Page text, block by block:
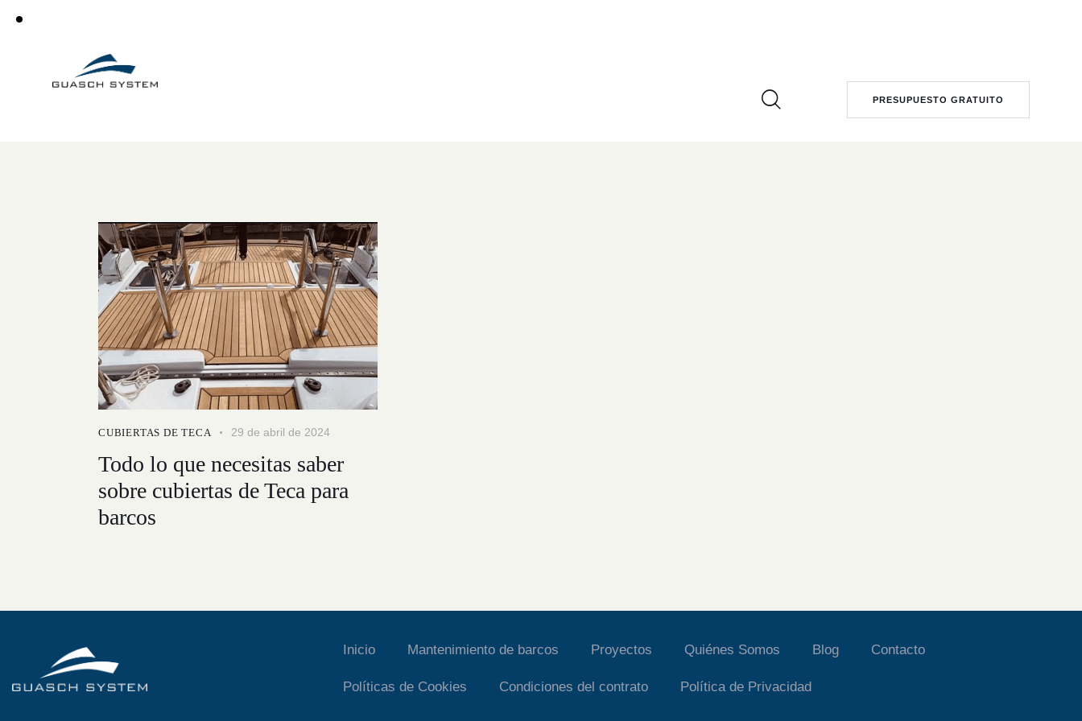
PRESUPUESTO GRATUITO
CUBIERTAS DE TECA 29 de abril de 2024
Todo lo que necesitas saber
sobre cubiertas de Teca para
barcos
Inicio Mantenimiento de barcos Proyectos Quiénes Somos Blog Contacto
Políticas de Cookies Condiciones del contrato Política de Privacidad